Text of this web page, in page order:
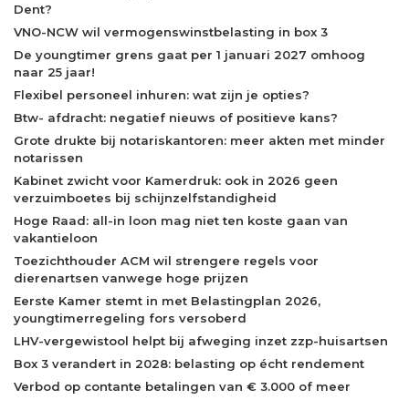
Dent?
VNO-NCW wil vermogenswinstbelasting in box 3
De youngtimer grens gaat per 1 januari 2027 omhoog
naar 25 jaar!
Flexibel personeel inhuren: wat zijn je opties?
Btw- afdracht: negatief nieuws of positieve kans?
Grote drukte bij notariskantoren: meer akten met minder
notarissen
Kabinet zwicht voor Kamerdruk: ook in 2026 geen
verzuimboetes bij schijnzelfstandigheid
Hoge Raad: all-in loon mag niet ten koste gaan van
vakantieloon
Toezichthouder ACM wil strengere regels voor
dierenartsen vanwege hoge prijzen
Eerste Kamer stemt in met Belastingplan 2026,
youngtimerregeling fors versoberd
LHV-vergewistool helpt bij afweging inzet zzp-huisartsen
Box 3 verandert in 2028: belasting op écht rendement
Verbod op contante betalingen van € 3.000 of meer